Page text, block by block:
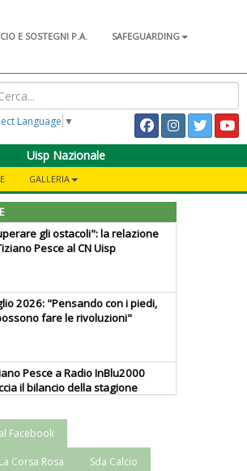
E SOSTEGNI P.A.
SAFEGUARDING
Language ▼
Uisp Nazionale
GALLERIA
gli ostacoli": la relazione
Pesce al CN Uisp
2026: "Pensando con i piedi,
fare le rivoluzioni"
Pesce a Radio InBlu2000
il bilancio della stagione
le nostre specificità"
Facebook
La Corsa Rosa Sda Calcio